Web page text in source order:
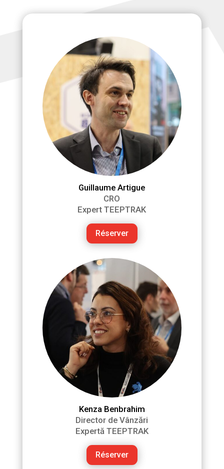
Guillaume Artigue
CRO
Expert TEEPTRAK
Réserver
Kenza Benbrahim
Director de Vânzări
Expertă TEEPTRAK
Réserver